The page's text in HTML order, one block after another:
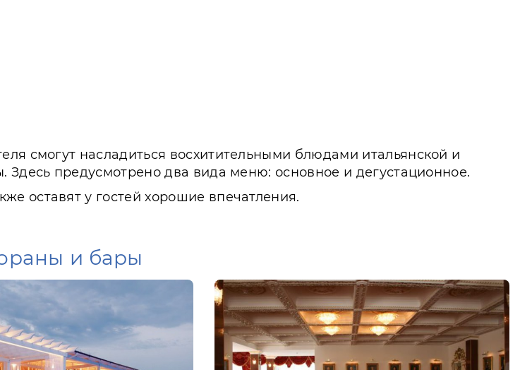
смогут насладиться восхитительными блюдами итальянской и
Здесь предусмотрено два вида меню: основное и дегустационное.
оставят у гостей хорошие впечатления.
и бары